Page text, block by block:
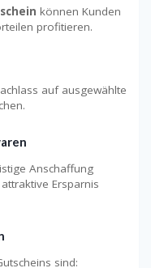
können Kunden
profitieren.
auf ausgewählte
Anschaffung
Ersparnis
sind: